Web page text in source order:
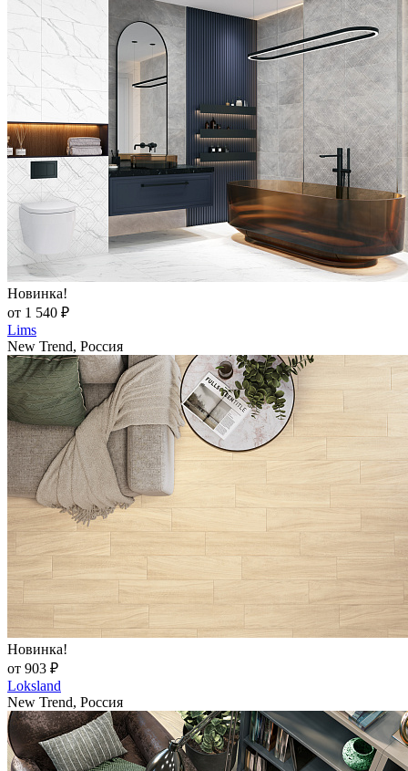
Новинка!
от 1 540 ₽
Lims
New Trend, Россия
Новинка!
от 903 ₽
Loksland
New Trend, Россия